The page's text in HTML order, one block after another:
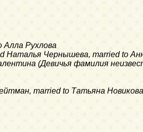
Алла Рухлова
Наталья Чернышева, married to
(Девичья фамилия
married to Татьяна Новикова